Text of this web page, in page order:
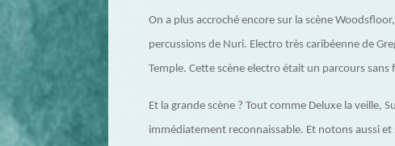
On a plus accroché encore sur la scène
percussions de Nuri. Electro très caribéenne de
Temple. Cette scène electro était un parcours sans
Et la grande scène ? Tout comme Deluxe la veille,
immédiatement reconnaissable. Et notons aussi